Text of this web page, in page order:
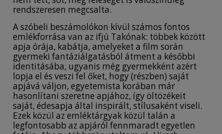
rendszeresen megcsalta.
A szóbeli beszámolókon kívül számos fontos
emlékforrása van az ifjú Takónak: többek között
apja órája, kabátja, amelyeket a film során
gyermeki fantáziálgatásból átment a későbbi
identitásába, ugyanis még gyermekként azért
lopja el és veszi fel őket, hogy (részben) saját
apjává váljon, egyetemista korában már
hasonlítani szeretne apjához, így öltözékeit
saját, édesapja által inspirált, stílusaként viseli.
Ezek közül az emléktárgyak közül talán a
legfontosabb az apjáról fennmaradt egyetlen